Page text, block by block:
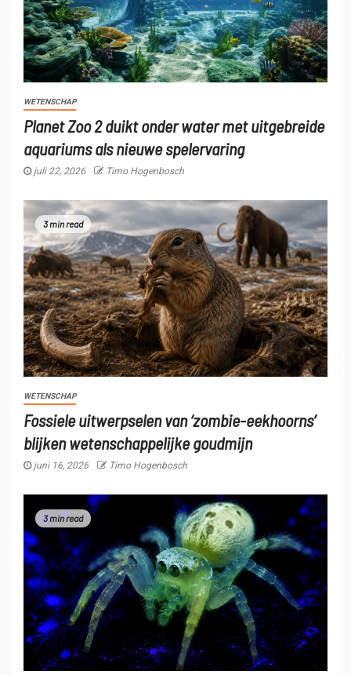
WETENSCHAP
Planet Zoo 2 duikt onder water met uitgebreide
aquariums als nieuwe spelervaring
juli 22, 2026 Timo Hogenbosch
3 min read
WETENSCHAP
Fossiele uitwerpselen van ‘zombie-eekhoorns’
blijken wetenschappelijke goudmijn
juni 16, 2026 Timo Hogenbosch
3 min read